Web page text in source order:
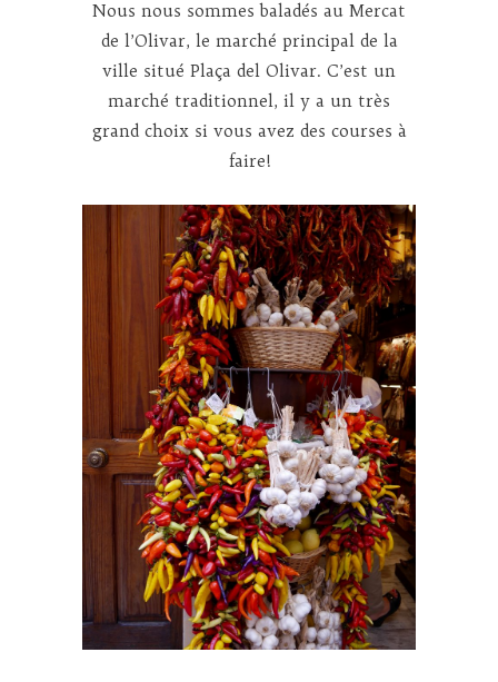
Nous nous sommes baladés au Mercat
de l’Olivar, le marché principal de la
ville situé Plaça del Olivar. C’est un
marché traditionnel, il y a un très
grand choix si vous avez des courses à
faire!